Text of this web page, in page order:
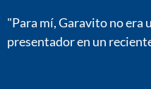
"Para mí, Garavito no era
presentador en un